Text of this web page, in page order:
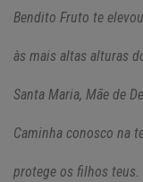
Bendito Fruto te elevou
às mais altas alturas
Santa Maria, Mãe de
Caminha conosco na
protege os filhos teus.